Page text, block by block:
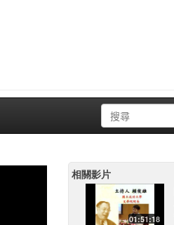
相關影片
01:51:18